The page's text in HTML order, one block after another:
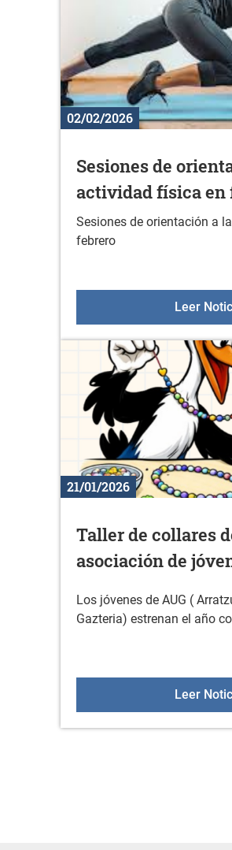
02/02/2026
Sesiones de
actividad física en
Sesiones de orientación a
febrero
Leer
21/01/2026
Taller de collares
asociación de
Los jóvenes de AUG (
Gazteria) estrenan el año
Leer